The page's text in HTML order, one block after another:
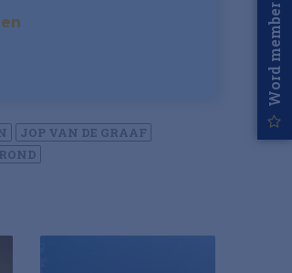
JOP VAN DE GRAAF
Word member